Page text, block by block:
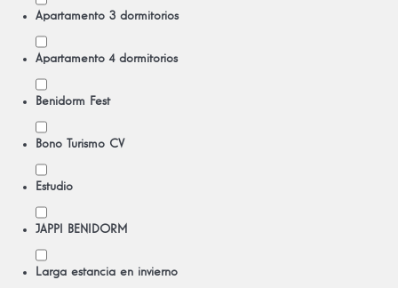
Apartamento 3 dormitorios
Apartamento 4 dormitorios
Benidorm Fest
Bono Turismo CV
Estudio
JAPPI BENIDORM
Larga estancia en invierno